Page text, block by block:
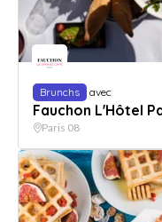
Brunchs avec
Fauchon L'Hôtel
Paris 08